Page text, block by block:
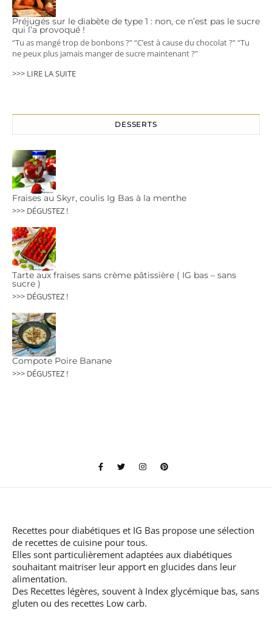
Préjugés sur le diabète de type 1 : non, ce n’est pas le sucre
qui l’a provoqué !
“Tu as mangé trop de bonbons ?” “C’est à cause du chocolat ?” “Tu
ne peux plus jamais manger de sucre maintenant ?”
>>> LIRE LA SUITE
DESSERTS
Fraises au Skyr, coulis Ig Bas à la menthe
>>> DÉGUSTEZ !
Tarte aux fraises sans crème pâtissière ( IG bas – sans
sucre )
>>> DÉGUSTEZ !
Compote Poire Banane
>>> DÉGUSTEZ !
Recettes pour diabétiques et IG Bas propose une sélection
de recettes de cuisine pour tous.
Elles sont particulièrement adaptées aux diabétiques
souhaitant maitriser leur apport en glucides dans leur
alimentation.
Des Recettes légères, souvent à Index glycémique bas, sans
gluten ou des recettes Low carb.